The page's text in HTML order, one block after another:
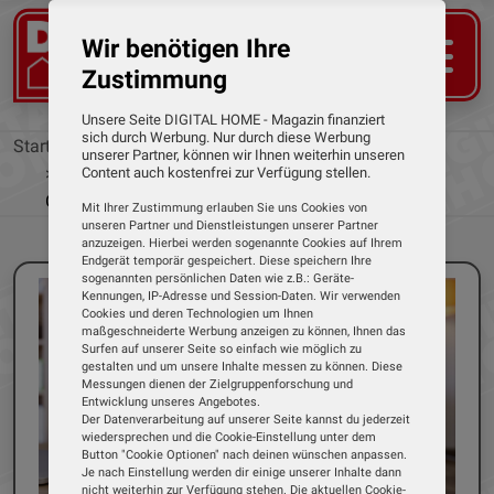
Startseite
News
Neues WLAN-7-Mesh-System von Netgear -
Geschwindigkeiten von bis zu 3,6 Gbps
Wir benötigen Ihre
Zustimmung
Unsere Seite DIGITAL HOME - Magazin finanziert
sich durch Werbung. Nur durch diese Werbung
unserer Partner, können wir Ihnen weiterhin unseren
Content auch kostenfrei zur Verfügung stellen.
Mit Ihrer Zustimmung erlauben Sie uns Cookies von
unseren Partner und Dienstleistungen unserer Partner
anzuzeigen. Hierbei werden sogenannte Cookies auf Ihrem
Endgerät temporär gespeichert. Diese speichern Ihre
sogenannten persönlichen Daten wie z.B.: Geräte-
Kennungen, IP-Adresse und Session-Daten. Wir verwenden
Cookies und deren Technologien um Ihnen
maßgeschneiderte Werbung anzeigen zu können, Ihnen das
Surfen auf unserer Seite so einfach wie möglich zu
gestalten und um unsere Inhalte messen zu können. Diese
Messungen dienen der Zielgruppenforschung und
Entwicklung unseres Angebotes.
Der Datenverarbeitung auf unserer Seite kannst du jederzeit
wiedersprechen und die Cookie-Einstellung unter dem
Button "Cookie Optionen" nach deinen wünschen anpassen.
Je nach Einstellung werden dir einige unserer Inhalte dann
nicht weiterhin zur Verfügung stehen. Die aktuellen Cookie-